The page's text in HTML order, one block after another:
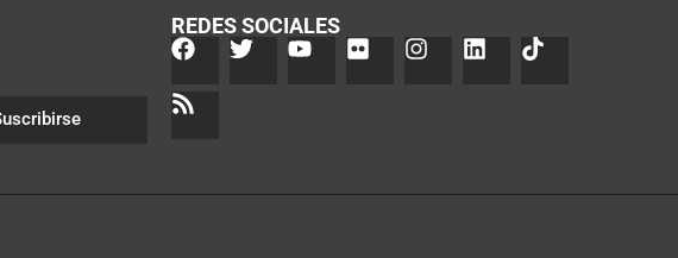
REDES SOCIALES